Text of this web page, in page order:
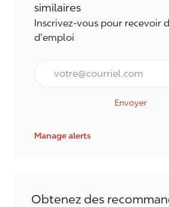
similaires
Inscrivez-vous pour recevoir
d’emploi
Courriel*
Envoyer
Manage alerts
Obtenez des